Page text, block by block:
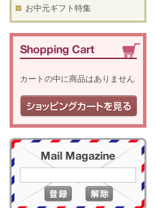
お中元ギフト特集
カートの中に商品はありません